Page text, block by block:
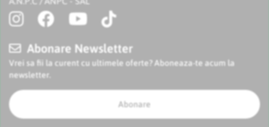
Abonare Newsletter
Vrei sa fii la curent cu ultimele oferte? Aboneaza-te acum la
newsletter.
Abonare